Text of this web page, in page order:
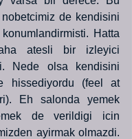
de kendisini
Hatta
atesli bir izleyici
Nede olsa kendisini
hissediyordu (feel at
Eh salonda yemek
de verildigi icin
ayirmak olmazdi.